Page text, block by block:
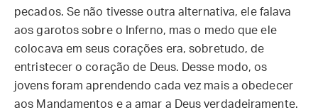
pecados. Se não tivesse outra alternativa, ele falava
aos garotos sobre o Inferno, mas o medo que ele
colocava em seus corações era, sobretudo, de
entristecer o coração de Deus. Desse modo, os
jovens foram aprendendo cada vez mais a obedecer
aos Mandamentos e a amar a Deus verdadeiramente.